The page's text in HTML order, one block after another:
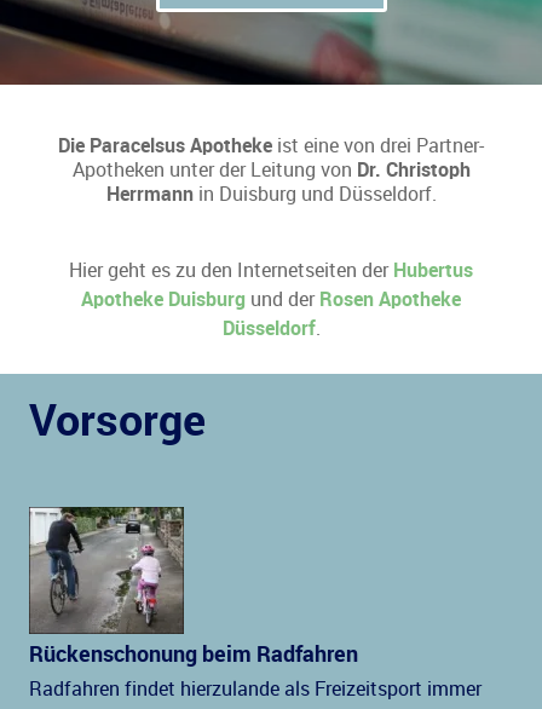
Die Paracelsus Apotheke ist eine von drei Partner-
Apotheken unter der Leitung von Dr. Christoph
Herrmannin Duisburg und Düsseldorf.
Hier geht es zu den Internetseiten der Hubertus
Apotheke Duisburg und der Rosen Apotheke
Düsseldorf.
Vorsorge
Rückenschonung beim Radfahren
Radfahren findet hierzulande als Freizeitsport immer